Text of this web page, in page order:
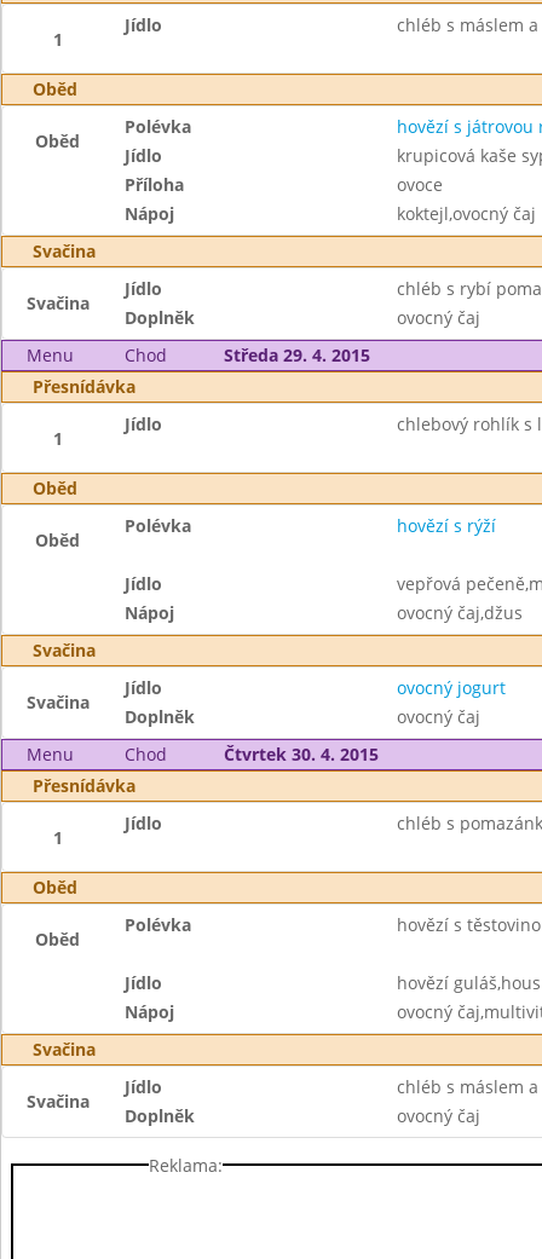
1
Jídlo chléb s máslem
Oběd
Oběd
Polévka
hovězí s játrovou
Jídlo
krupicová kaše
Příloha
ovoce
Nápoj
koktejl,ovocný čaj
Svačina
Svačina
Jídlo
chléb s rybí
Doplněk
ovocný čaj
Menu
Chod
Středa 29. 4. 2015
Přesnídávka
1
Jídlo chlebový rohlík s
Oběd
Oběd
Polévka hovězí s rýží
Jídlo
vepřová
Nápoj
ovocný čaj,džus
Svačina
Svačina
Jídlo
ovocný jogurt
Doplněk
ovocný čaj
Menu
Chod
Čtvrtek 30. 4. 2015
Přesnídávka
1
Jídlo chléb s
Oběd
Oběd
Polévka hovězí s
Jídlo
hovězí
Nápoj
ovocný
Svačina
Svačina
Jídlo
chléb s máslem
Doplněk
ovocný čaj
Reklama: